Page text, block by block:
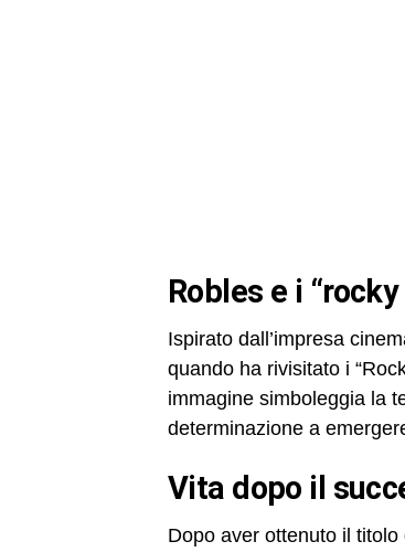
robles e i
Ispirato dall’impresa
quando ha rivisitato i
immagine simboleggia la
determinazione a
vita dopo il
Dopo aver ottenuto il